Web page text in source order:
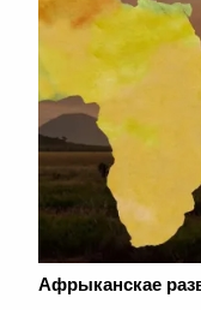
Афрыканскае